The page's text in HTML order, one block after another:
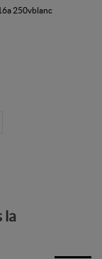
250vblanc
la